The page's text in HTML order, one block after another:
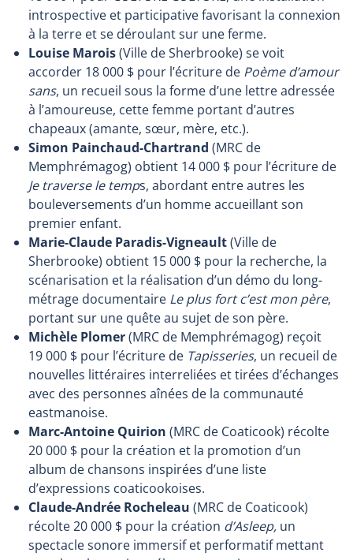
introspective et participative favorisant la connexion
à la terre et se déroulant sur une ferme.
Louise Marois(Ville de Sherbrooke) se voit
accorder 18 000 $ pour l’écriture de Poème d’amour
sans, un recueil sous la forme d’une lettre adressée
à l’amoureuse, cette femme portant d’autres
chapeaux (amante, sœur, mère, etc.).
Simon Painchaud-Chartrand (MRC de
Memphrémagog) obtient 14 000 $ pour l’écriture de
Je traverse le temps, abordant entre autres les
bouleversements d’un homme accueillant son
premier enfant.
Marie-Claude Paradis-Vigneault(Ville de
Sherbrooke) obtient 15 000 $ pour la recherche, la
scénarisation et la réalisation d’un démo du long-
métrage documentaire Le plus fort c’est mon père,
portant sur une quête au sujet de son père.
Michèle Plomer(MRC de Memphrémagog) reçoit
19 000 $ pour l’écriture de Tapisseries, un recueil de
nouvelles littéraires interreliées et tirées d’échanges
avec des personnes aînées de la communauté
eastmanoise.
Marc-Antoine Quirion (MRC de Coaticook) récolte
20 000 $ pour la création et la promotion d’un
album de chansons inspirées d’une liste
d’expressions coaticookoises.
Claude-Andrée Rocheleau (MRC de Coaticook)
récolte 20 000 $ pour la création d’Asleep, un
spectacle sonore immersif et performatif mettant